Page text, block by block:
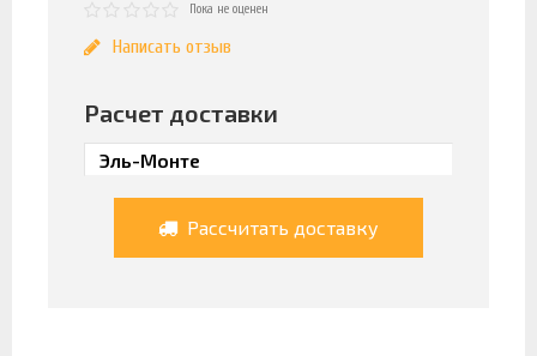
Пока не оценен
Написать отзыв
Расчет доставки
Рассчитать доставку